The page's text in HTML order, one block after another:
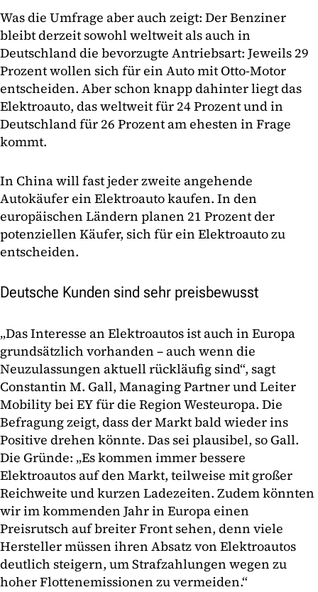
Was die Umfrage aber auch zeigt: Der Benziner
bleibt derzeit sowohl weltweit als auch in
Deutschland die bevorzugte Antriebsart: Jeweils 29
Prozent wollen sich für ein Auto mit Otto-Motor
entscheiden. Aber schon knapp dahinter liegt das
Elektroauto, das weltweit für 24 Prozent und in
Deutschland für 26 Prozent am ehesten in Frage
kommt.
In China will fast jeder zweite angehende
Autokäufer ein Elektroauto kaufen. In den
europäischen Ländern planen 21 Prozent der
potenziellen Käufer, sich für ein Elektroauto zu
entscheiden.
Deutsche Kunden sind sehr preisbewusst
„Das Interesse an Elektroautos ist auch in Europa
grundsätzlich vorhanden – auch wenn die
Neuzulassungen aktuell rückläufig sind“, sagt
Constantin M. Gall, Managing Partner und Leiter
Mobility bei EY für die Region Westeuropa. Die
Befragung zeigt, dass der Markt bald wieder ins
Positive drehen könnte. Das sei plausibel, so Gall.
Die Gründe: „Es kommen immer bessere
Elektroautos auf den Markt, teilweise mit großer
Reichweite und kurzen Ladezeiten. Zudem könnten
wir im kommenden Jahr in Europa einen
Preisrutsch auf breiter Front sehen, denn viele
Hersteller müssen ihren Absatz von Elektroautos
deutlich steigern, um Strafzahlungen wegen zu
hoher Flottenemissionen zu vermeiden.“